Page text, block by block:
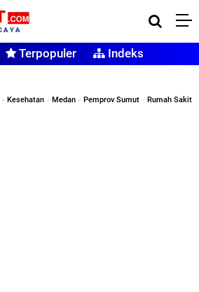
Terpopuler Indeks
» Kesehatan » Medan » Pemprov Sumut » Rumah Sakit